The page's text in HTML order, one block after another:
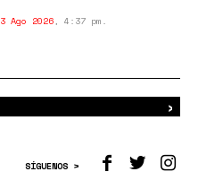
3 Ago 2026, 4:37 pm.
›
SÍGUENOS >